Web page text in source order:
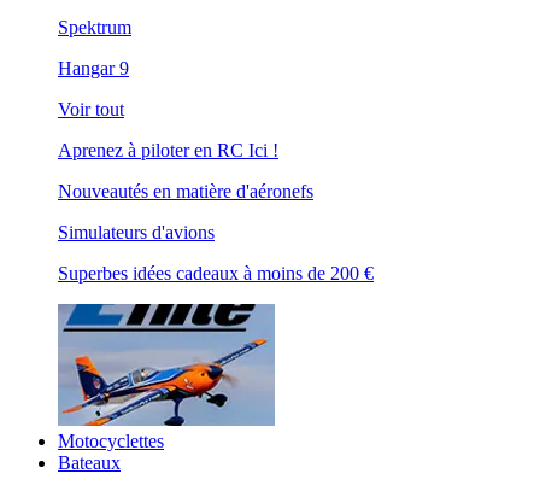
Spektrum
Hangar 9
Voir tout
Aprenez à piloter en RC Ici !
Nouveautés en matière d'aéronefs
Simulateurs d'avions
Superbes idées cadeaux à moins de 200 €
Motocyclettes
Bateaux